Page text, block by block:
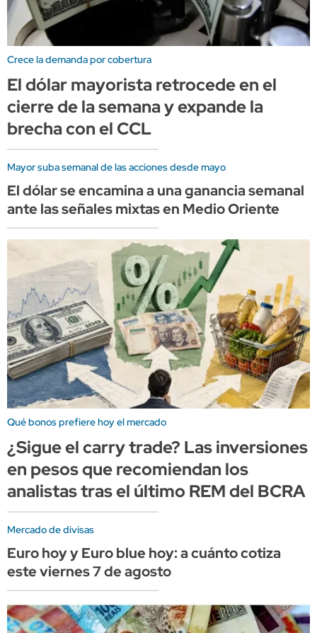
Crece la demanda por cobertura
El dólar mayorista retrocede en el
cierre de la semana y expande la
brecha con el CCL
Mayor suba semanal de las acciones desde mayo
El dólar se encamina a una ganancia semanal
ante las señales mixtas en Medio Oriente
Qué bonos prefiere hoy el mercado
¿Sigue el carry trade? Las inversiones
en pesos que recomiendan los
analistas tras el último REM del BCRA
Mercado de divisas
Euro hoy y Euro blue hoy: a cuánto cotiza
este viernes 7 de agosto